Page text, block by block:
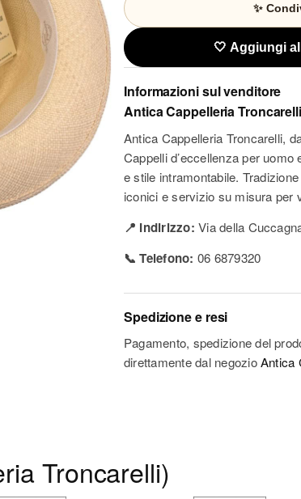
✨
🤍 Aggiungi
Informazioni sul venditore
Antica Cappelleria Troncarelli
Antica Cappelleria Troncarelli,
Cappelli d’eccellenza per
e stile intramontabile.
iconici e servizio su misura per
📍 Indirizzo: Via della
📞 Telefono: 06 6879320
Spedizione e resi
Pagamento, spedizione del
direttamente dal negozioAntica
Troncarelli)